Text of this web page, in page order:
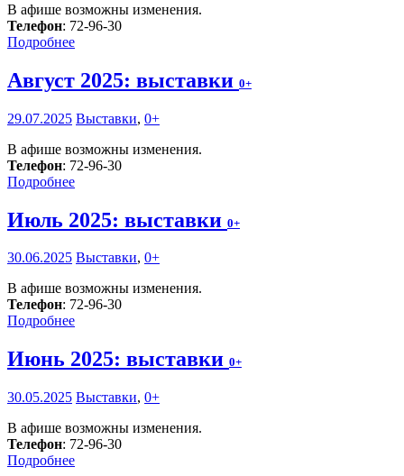
В афише возможны изменения.
Телефон: 72-96-30
Подробнее
Август 2025: выставки 0+
29.07.2025 Выставки, 0+
В афише возможны изменения.
Телефон: 72-96-30
Подробнее
Июль 2025: выставки 0+
30.06.2025 Выставки, 0+
В афише возможны изменения.
Телефон: 72-96-30
Подробнее
Июнь 2025: выставки 0+
30.05.2025 Выставки, 0+
В афише возможны изменения.
Телефон: 72-96-30
Подробнее